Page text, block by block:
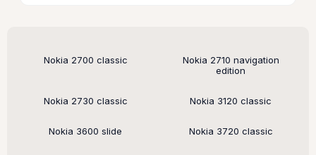
Поддерживаемые модели
Nokia 2700 classic
Nokia 2710 navigation
edition
Nokia 2730 classic Nokia 3120 classic
Nokia 3600 slide Nokia 3720 classic